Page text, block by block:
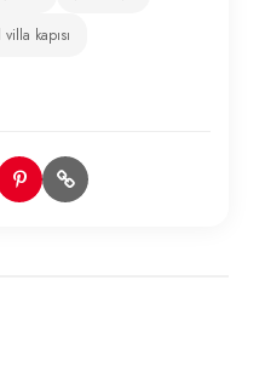
kapısı